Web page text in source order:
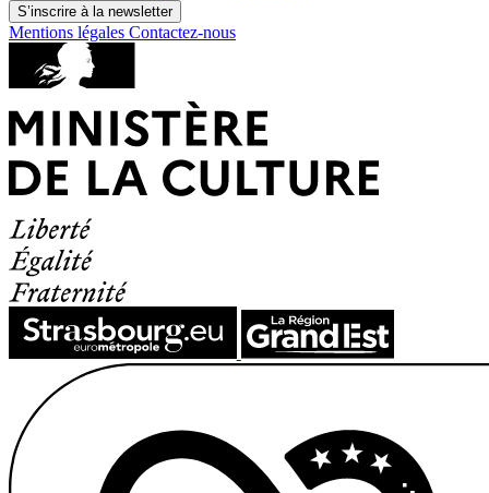
S’inscrire à la newsletter
Mentions légales Contactez-nous